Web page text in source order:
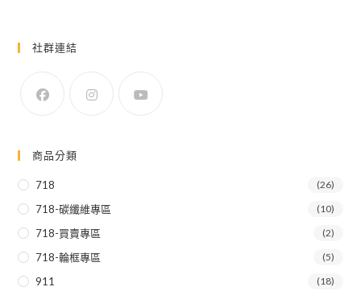
社群連結
商品分類
718 (26)
718-碳纖維專區 (10)
718-買賣專區 (2)
718-輪框專區 (5)
911 (18)